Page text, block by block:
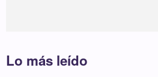
Lo más leído